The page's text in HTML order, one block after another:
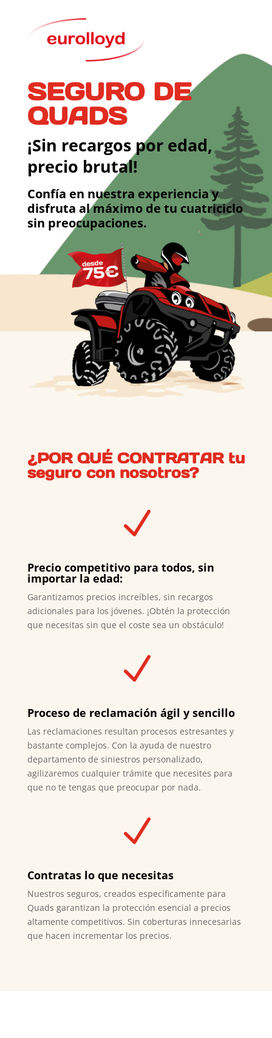
SEGURO DE
QUADS
¡Sin recargos por edad,
precio brutal!
Confía en nuestra experiencia y
disfruta al máximo de tu cuatriciclo
sin preocupaciones.
¿POR QUÉ CONTRATAR tu
seguro con nosotros?
N
Precio competitivo para todos, sin
importar la edad:
Garantizamos precios increíbles, sin recargos
adicionales para los jóvenes. ¡Obtén la protección
que necesitas sin que el coste sea un obstáculo!
N
Proceso de reclamación ágil y sencillo
Las reclamaciones resultan procesos estresantes y
bastante complejos. Con la ayuda de nuestro
departamento de siniestros personalizado,
agilizaremos cualquier trámite que necesites para
que no te tengas que preocupar por nada.
N
Contratas lo que necesitas
Nuestros seguros, creados específicamente para
Quads garantizan la protección esencial a precios
altamente competitivos. Sin coberturas innecesarias
que hacen incrementar los precios.